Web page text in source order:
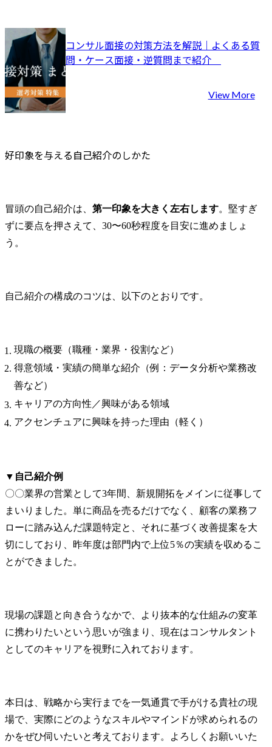
コンサル面接の対策方法を解説｜よくある質
View More
好印象を与える自己紹介のしかた
冒頭の自己紹介は、 第一印象を大きく左右します。堅すぎ
ずに要点を押さえて、30〜60秒程度を目安に進めましょ
う。
自己紹介の構成のコツは、以下のとおりです。
現職の概要（職種・業界・役割など）
得意領域・実績の簡単な紹介（例：データ分析や業務改
善など）
キャリアの方向性／興味がある領域
アクセンチュアに興味を持った理由（軽く）
▼自己紹介例
〇〇業界の営業として3年間、新規開拓をメインに従事して
まいりました。単に商品を売るだけでなく、顧客の業務フ
ローに踏み込んだ課題特定と、それに基づく改善提案を大
切にしており、昨年度は部門内で上位5％の実績を収めるこ
とができました。
現場の課題と向き合うなかで、より抜本的な仕組みの変革
に携わりたいという思いが強まり、現在はコンサルタント
としてのキャリアを視野に入れております。
本日は、戦略から実行までを一気通貫で手がける貴社の現
場で、実際にどのようなスキルやマインドが求められるの
かをぜひ伺いたいと考えております。よろしくお願いいた